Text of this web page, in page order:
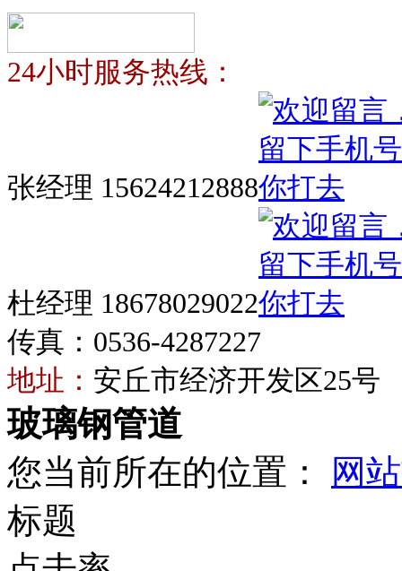
24小时服务热线：
张经理 15624212888
杜经理 18678029022
传真：0536-4287227
地址： 安丘市经济开发区25号
玻璃钢管道
您当前所在的位置：
网
标题